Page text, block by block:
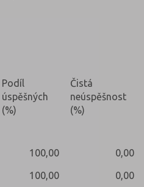
Podíl
úspěšných
(%)
Čistá
neúspěšnost
(%)
100,00 0,00
100,00 0,00